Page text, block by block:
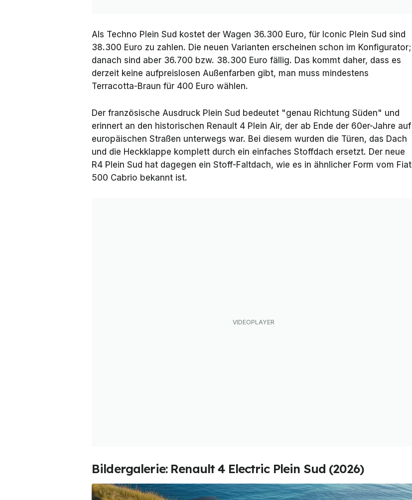
Als Techno Plein Sud kostet der Wagen 36.300 Euro, für Iconic Plein Sud sind
38.300 Euro zu zahlen. Die neuen Varianten erscheinen schon im Konfigurator;
danach sind aber 36.700 bzw. 38.300 Euro fällig. Das kommt daher, dass es
derzeit keine aufpreislosen Außenfarben gibt, man muss mindestens
Terracotta-Braun für 400 Euro wählen.
Der französische Ausdruck Plein Sud bedeutet "genau Richtung Süden" und
erinnert an den historischen Renault 4 Plein Air, der ab Ende der 60er-Jahre auf
europäischen Straßen unterwegs war. Bei diesem wurden die Türen, das Dach
und die Heckklappe komplett durch ein einfaches Stoffdach ersetzt. Der neue
R4 Plein Sud hat dagegen ein Stoff-Faltdach, wie es in ähnlicher Form vom Fiat
500 Cabrio bekannt ist.
Bildergalerie: Renault 4 Electric Plein Sud (2026)